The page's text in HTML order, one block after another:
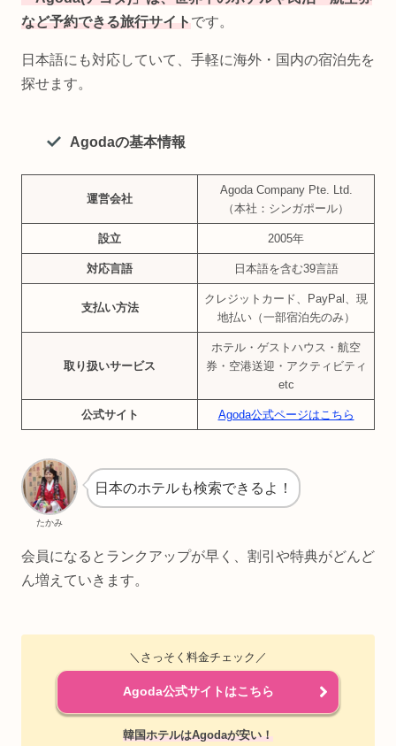
など予約できる旅行サイトです。
日本語にも対応していて、手軽に海外・国内の宿泊先を
探せます。
Agodaの基本情報
運営会社
Agoda Company Pte. Ltd.
（本社：シンガポール）
設立 2005年
対応言語 日本語を含む39言語
支払い方法
クレジットカード、PayPal、現
地払い（一部宿泊先のみ）
取り扱いサービス
ホテル・ゲストハウス・航空
券・空港送迎・アクティビティ
etc
公式サイト Agoda公式ページはこちら
たかみ
日本のホテルも検索できるよ！
会員になるとランクアップが早く、割引や特典がどんど
ん増えていきます。
＼さっそく料金チェック／
Agoda公式サイトはこちら
韓国ホテルはAgodaが安い！